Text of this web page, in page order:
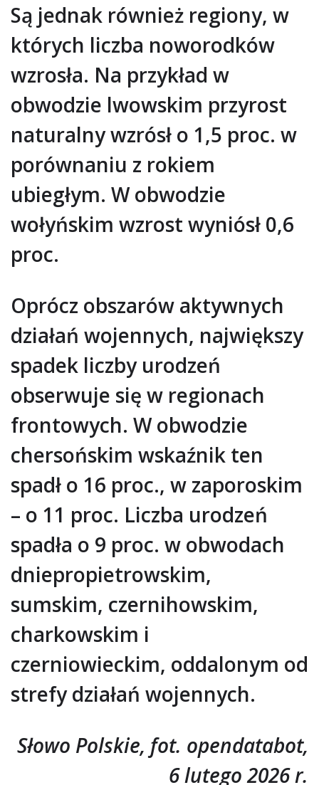
Są jednak również regiony, w
których liczba noworodków
wzrosła. Na przykład w
obwodzie lwowskim przyrost
naturalny wzrósł o 1,5 proc. w
porównaniu z rokiem
ubiegłym. W obwodzie
wołyńskim wzrost wyniósł 0,6
proc.
Oprócz obszarów aktywnych
działań wojennych, największy
spadek liczby urodzeń
obserwuje się w regionach
frontowych. W obwodzie
chersońskim wskaźnik ten
spadł o 16 proc., w zaporoskim
– o 11 proc. Liczba urodzeń
spadła o 9 proc. w obwodach
dniepropietrowskim,
sumskim, czernihowskim,
charkowskim i
czerniowieckim, oddalonym od
strefy działań wojennych.
Słowo Polskie, fot. opendatabot,
6 lutego 2026 r.